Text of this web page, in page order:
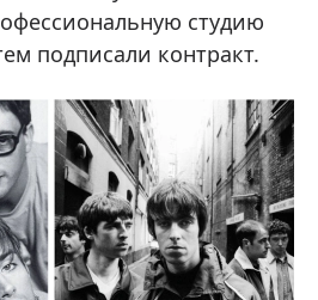
студию
подписали контракт.